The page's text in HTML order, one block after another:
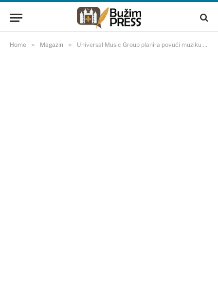
Home » Magazin » Universal Music Group planira povući muziku sa TikToka